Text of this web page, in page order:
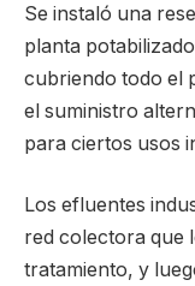
Se instaló una
planta
cubriendo todo el
el suministro
para ciertos usos
Los efluentes
red colectora que
tratamiento, y